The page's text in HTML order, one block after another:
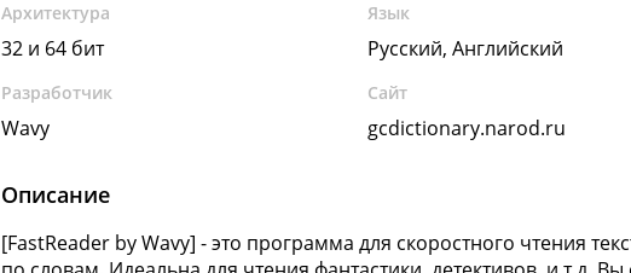
Архитектура
32 и 64 бит
Язык
Русский, Английский
Разработчик
Wavy
Сайт
gcdictionary.narod.ru
Описание
[FastReader by Wavy] - это программа для скоростного чтения